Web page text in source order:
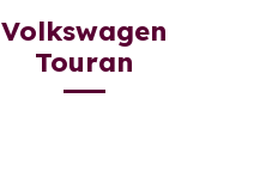
Volkswagen
Touran